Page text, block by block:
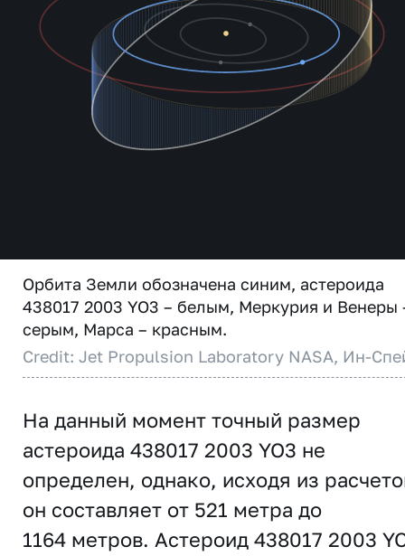
Орбита Земли обозначена синим, астероида
438017 2003 YO3 – белым, Меркурия и Венеры
серым, Марса – красным.
Credit: Jet Propulsion Laboratory NASA, Ин-
На данный момент точный размер
астероида 438017 2003 YO3 не
определен, однако, исходя из
он составляет от 521 метра до
1164 метров. Астероид 438017 2003